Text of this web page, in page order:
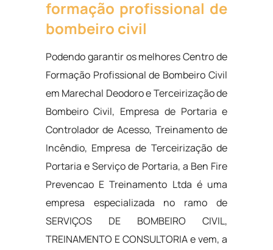
formação profissional de
bombeiro civil
Podendo garantir os melhores Centro de
Formação Profissional de Bombeiro Civil
em Marechal Deodoro e Terceirização de
Bombeiro Civil, Empresa de Portaria e
Controlador de Acesso, Treinamento de
Incêndio, Empresa de Terceirização de
Portaria e Serviço de Portaria, a Ben Fire
Prevencao E Treinamento Ltda é uma
empresa especializada no ramo de
SERVIÇOS DE BOMBEIRO CIVIL,
TREINAMENTO E CONSULTORIA e vem, a